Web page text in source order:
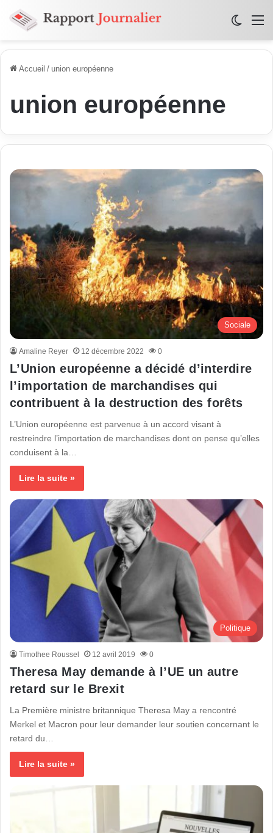
Accueil / union européenne
union européenne
Sociale
Amaline Reyer 12 décembre 2022 0
L’Union européenne a décidé d’interdire
l’importation de marchandises qui
contribuent à la destruction des forêts
L’Union européenne est parvenue à un accord visant à
restreindre l’importation de marchandises dont on pense qu’elles
conduisent à la…
Lire la suite »
Politique
Timothee Roussel 12 avril 2019 0
Theresa May demande à l’UE un autre
retard sur le Brexit
La Première ministre britannique Theresa May a rencontré
Merkel et Macron pour leur demander leur soutien concernant le
retard du…
Lire la suite »